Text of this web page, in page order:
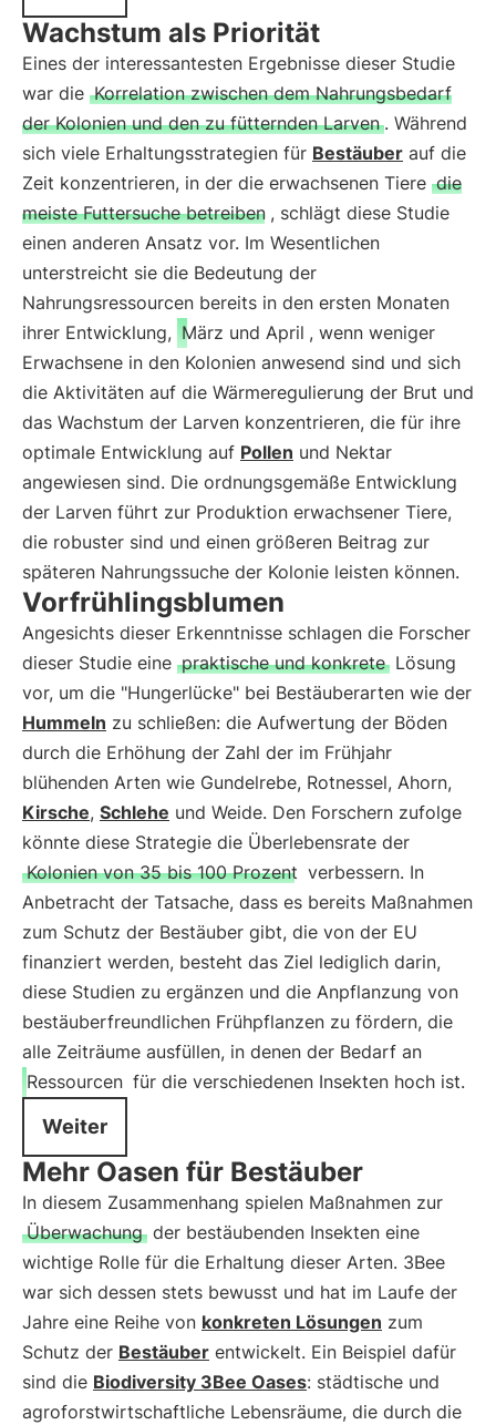
Wachstum als Priorität
Eines der interessantesten Ergebnisse dieser Studie
war die Korrelation zwischen dem Nahrungsbedarf
der Kolonien und den zu fütternden Larven . Während
sich viele Erhaltungsstrategien für Bestäuber auf die
Zeit konzentrieren, in der die erwachsenen Tiere die
meiste Futtersuche betreiben , schlägt diese Studie
einen anderen Ansatz vor. Im Wesentlichen
unterstreicht sie die Bedeutung der
Nahrungsressourcen bereits in den ersten Monaten
ihrer Entwicklung, März und April , wenn weniger
Erwachsene in den Kolonien anwesend sind und sich
die Aktivitäten auf die Wärmeregulierung der Brut und
das Wachstum der Larven konzentrieren, die für ihre
optimale Entwicklung auf Pollen und Nektar
angewiesen sind. Die ordnungsgemäße Entwicklung
der Larven führt zur Produktion erwachsener Tiere,
die robuster sind und einen größeren Beitrag zur
späteren Nahrungssuche der Kolonie leisten können.
Vorfrühlingsblumen
Angesichts dieser Erkenntnisse schlagen die Forscher
dieser Studie eine praktische und konkrete Lösung
vor, um die "Hungerlücke" bei Bestäuberarten wie der
Hummeln zu schließen: die Aufwertung der Böden
durch die Erhöhung der Zahl der im Frühjahr
blühenden Arten wie Gundelrebe, Rotnessel, Ahorn,
Kirsche, Schlehe und Weide. Den Forschern zufolge
könnte diese Strategie die Überlebensrate der
Kolonien von 35 bis 100 Prozent verbessern. In
Anbetracht der Tatsache, dass es bereits Maßnahmen
zum Schutz der Bestäuber gibt, die von der EU
finanziert werden, besteht das Ziel lediglich darin,
diese Studien zu ergänzen und die Anpflanzung von
bestäuberfreundlichen Frühpflanzen zu fördern, die
alle Zeiträume ausfüllen, in denen der Bedarf an
Ressourcen für die verschiedenen Insekten hoch ist.
Weiter
Mehr Oasen für Bestäuber
In diesem Zusammenhang spielen Maßnahmen zur
Überwachung der bestäubenden Insekten eine
wichtige Rolle für die Erhaltung dieser Arten. 3Bee
war sich dessen stets bewusst und hat im Laufe der
Jahre eine Reihe von konkreten Lösungen zum
Schutz der Bestäuber entwickelt. Ein Beispiel dafür
sind die Biodiversity 3Bee Oases: städtische und
agroforstwirtschaftliche Lebensräume, die durch die